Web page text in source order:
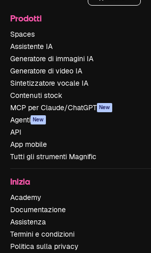
Prodotti
Spaces
Assistente IA
Generatore di immagini IA
Generatore di video IA
Sintetizzatore vocale IA
Contenuti stock
MCP per Claude/ChatGPT New
Agenti New
API
App mobile
Tutti gli strumenti Magnific
Inizia
Academy
Documentazione
Assistenza
Termini e condizioni
Politica sulla privacy